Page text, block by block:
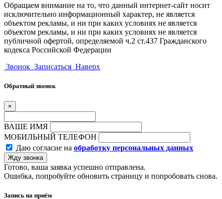
Обращаем внимание на то, что данный интернет-сайт носит
исключительно информационный характер, не является
объектом рекламы, и ни при каких условиях не является
объектом рекламы, и ни при каких условиях не является
публичной офертой, определяемой ч.2 ст.437 Гражданского
кодекса Российской Федерации
Звонок Записаться Наверх
Обратный звонок
×
ВАШЕ ИМЯ
МОБИЛЬНЫЙ ТЕЛЕФОН
Даю согласие на обработку персональных данных
Жду звонка
Готово, ваша заявка успешно отправлена.
Ошибка, попробуйте обновить страницу и попробовать снова.
Запись на приём